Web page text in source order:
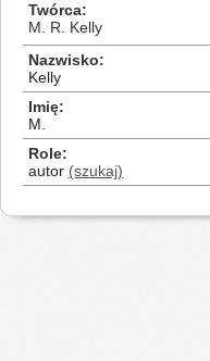
Twórca
M. R. Kelly
Nazwisko
Kelly
Imię
M.
Role
autor (szukaj)